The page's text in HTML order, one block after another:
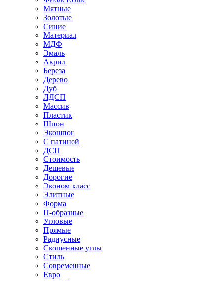
Мятные
Золотые
Синие
Материал
МДФ
Эмаль
Акрил
Береза
Дерево
Дуб
ЛДСП
Массив
Пластик
Шпон
Экошпон
С патиной
ДСП
Стоимость
Дешевые
Дорогие
Эконом-класс
Элитные
Форма
П-образные
Угловые
Прямые
Радиусные
Скошенные углы
Стиль
Современные
Евро